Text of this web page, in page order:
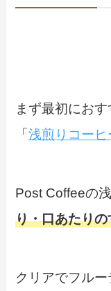
まず最初にお
「浅煎りコーヒ
Post Coffeeの
り・口あたり
クリアでフル